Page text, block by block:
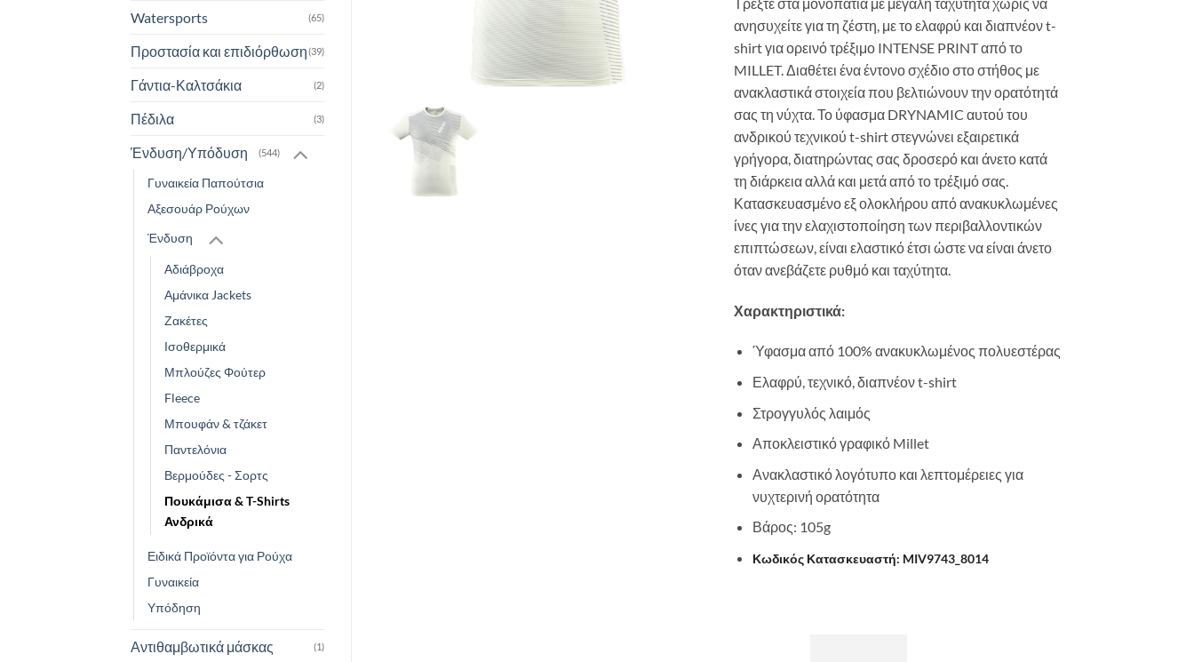
Watersports (65)
Προστασία και επιδιόρθωση(39)
Γάντια-Καλτσάκια (2)
Πέδιλα (3)
Ένδυση/Υπόδυση (544)
Γυναικεία Παπούτσια
Αξεσουάρ Ρούχων
Ένδυση
Αδιάβροχα
Αμάνικα Jackets
Ζακέτες
Ισοθερμικά
Μπλούζες Φούτερ
Fleece
Μπουφάν & τζάκετ
Παντελόνια
Βερμούδες - Σορτς
Πουκάμισα & T-Shirts
Ανδρικά
Ειδικά Προϊόντα για Ρούχα
Γυναικεία
Υπόδηση
Αντιθαμβωτικά μάσκας (1)
ανησυχείτε για τη ζέστη, με το ελαφρύ και διαπνέον t-
shirt για ορεινό τρέξιμο INTENSE PRINT από το
MILLET. Διαθέτει ένα έντονο σχέδιο στο στήθος με
ανακλαστικά στοιχεία που βελτιώνουν την ορατότητά
σας τη νύχτα. Το ύφασμα DRYNAMIC αυτού του
ανδρικού τεχνικού t-shirt στεγνώνει εξαιρετικά
γρήγορα, διατηρώντας σας δροσερό και άνετο κατά
τη διάρκεια αλλά και μετά από το τρέξιμό σας.
Κατασκευασμένο εξ ολοκλήρου από ανακυκλωμένες
ίνες για την ελαχιστοποίηση των περιβαλλοντικών
επιπτώσεων, είναι ελαστικό έτσι ώστε να είναι άνετο
όταν ανεβάζετε ρυθμό και ταχύτητα.
Χαρακτηριστικά:
Ύφασμα από 100% ανακυκλωμένος πολυεστέρας
Ελαφρύ, τεχνικό, διαπνέον t-shirt
Στρογγυλός λαιμός
Αποκλειστικό γραφικό Millet
Ανακλαστικό λογότυπο και λεπτομέρειες για
νυχτερινή ορατότητα
Βάρος: 105g
Κωδικός Κατασκευαστή: MIV9743_8014